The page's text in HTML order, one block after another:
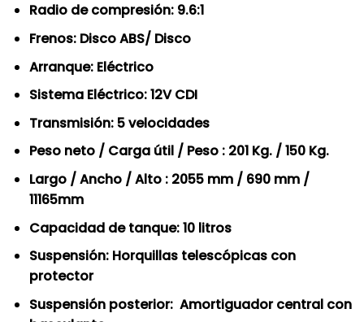
Radio de compresión: 9.6:1
Frenos: Disco ABS/ Disco
Arranque: Eléctrico
Sistema Eléctrico: 12V CDI
Transmisión: 5 velocidades
Peso neto / Carga útil / Peso : 201 Kg. / 150 Kg.
Largo / Ancho / Alto : 2055 mm / 690 mm /
11165mm
Capacidad de tanque: 10 litros
Suspensión: Horquillas telescópicas con
protector
Suspensión posterior: Amortiguador central con